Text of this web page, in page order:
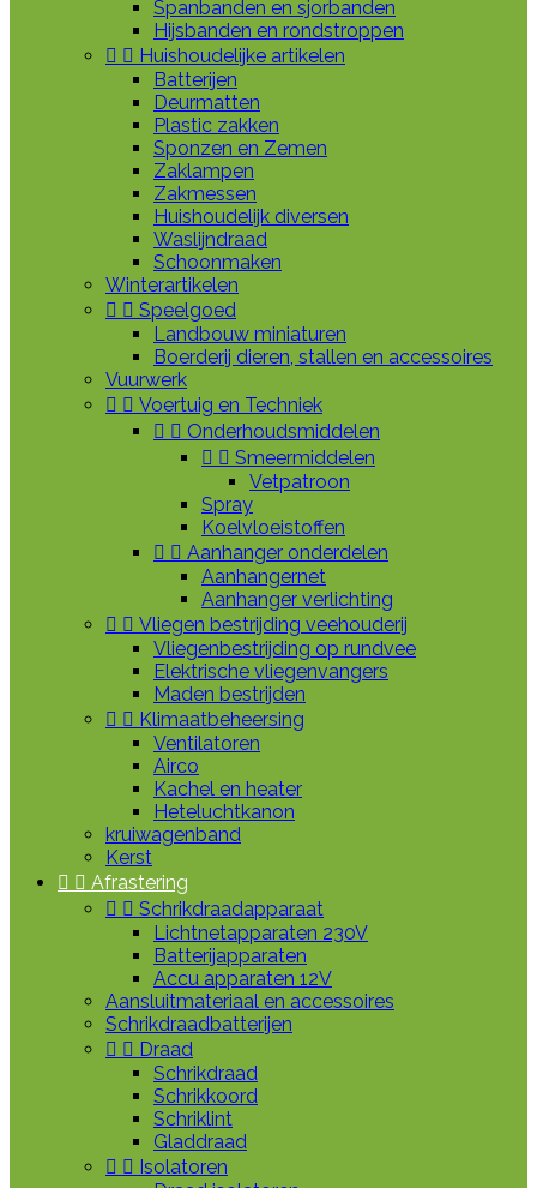
Spanbanden en sjorbanden
Hijsbanden en rondstroppen
  Huishoudelijke artikelen
Batterijen
Deurmatten
Plastic zakken
Sponzen en Zemen
Zaklampen
Zakmessen
Huishoudelijk diversen
Waslijndraad
Schoonmaken
Winterartikelen
  Speelgoed
Landbouw miniaturen
Boerderij dieren, stallen en accessoires
Vuurwerk
  Voertuig en Techniek
  Onderhoudsmiddelen
  Smeermiddelen
Vetpatroon
Spray
Koelvloeistoffen
  Aanhanger onderdelen
Aanhangernet
Aanhanger verlichting
  Vliegen bestrijding veehouderij
Vliegenbestrijding op rundvee
Elektrische vliegenvangers
Maden bestrijden
  Klimaatbeheersing
Ventilatoren
Airco
Kachel en heater
Heteluchtkanon
kruiwagenband
Kerst
  Afrastering
  Schrikdraadapparaat
Lichtnetapparaten 230V
Batterijapparaten
Accu apparaten 12V
Aansluitmateriaal en accessoires
Schrikdraadbatterijen
  Draad
Schrikdraad
Schrikkoord
Schriklint
Gladdraad
  Isolatoren